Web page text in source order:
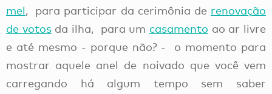
mel, para participar da cerimônia de renovação
de votosda ilha, para um casamento ao ar livre
e até mesmo - porque não? - o momento para
mostrar aquele anel de noivado que você vem
carregando há algum tempo sem saber